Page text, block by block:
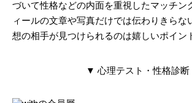
づいて性格などの内面を重視したマッチン
ィールの文章や写真だけでは伝わりきらな
想の相手が見つけられるのは嬉しいポイン
▼ 心理テスト・性格診断